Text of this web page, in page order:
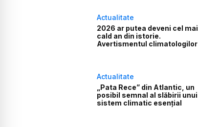
Actualitate
2026 ar putea deveni cel mai
cald an din istorie.
Avertismentul climatologilor
Actualitate
„Pata Rece” din Atlantic, un
posibil semnal al slăbirii unui
sistem climatic esențial